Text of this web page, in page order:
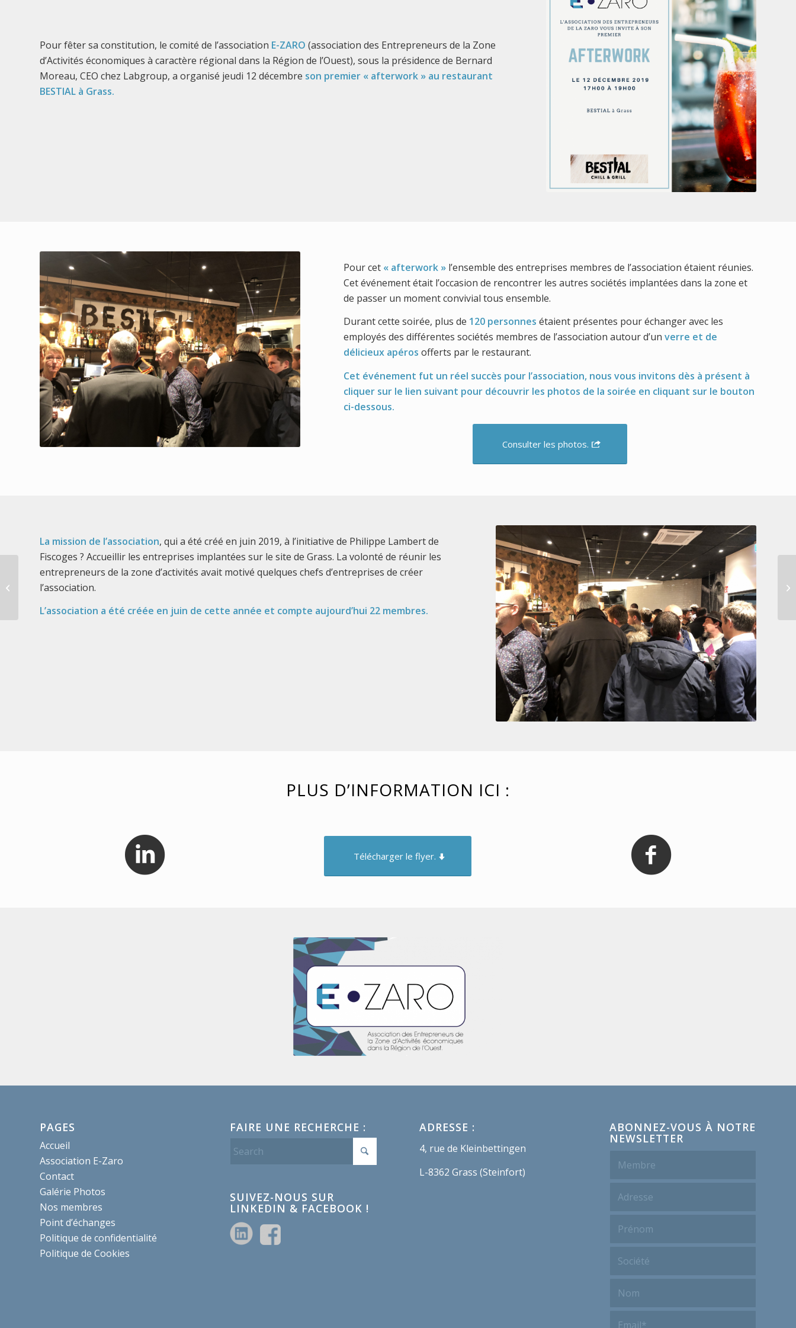
Pour fêter sa constitution, le comité de l’association E-ZARO (association des Entrepreneurs de la Zone
d’Activités économiques à caractère régional dans la Région de l’Ouest), sous la présidence de Bernard
Moreau, CEO chez Labgroup, a organisé jeudi 12 décembre son premier « afterwork » au restaurant
BESTIAL à Grass.
Pour cet « afterwork » l’ensemble des entreprises membres de l’association étaient réunies.
Cet événement était l’occasion de rencontrer les autres sociétés implantées dans la zone et
de passer un moment convivial tous ensemble.
Durant cette soirée, plus de 120 personnes étaient présentes pour échanger avec les
employés des différentes sociétés membres de l’association autour d’unverre et de
délicieux apéros offerts par le restaurant.
Cet événement fut un réel succès pour l’association, nous vous invitons dès à présent à
cliquer sur le lien suivant pour découvrir les photos de la soirée en cliquant sur le bouton
ci-dessous.
Consulter les photos.
La mission de l’association, qui a été créé en juin 2019, à l’initiative de Philippe Lambert de
Fiscoges ? Accueillir les entreprises implantées sur le site de Grass. La volonté de réunir les
entrepreneurs de la zone d’activités avait motivé quelques chefs d’entreprises de créer
l’association.
L’association a été créée en juin de cette année et compte aujourd’hui 22 membres.
PLUS D’INFORMATION ICI :
Télécharger le flyer.
PAGES
Accueil
Association E-Zaro
Contact
Galérie Photos
Nos membres
Point d’échanges
Politique de confidentialité
Politique de Cookies
FAIRE UNE RECHERCHE :
SUIVEZ-NOUS SUR
LINKEDIN & FACEBOOK !
ADRESSE :
4, rue de Kleinbettingen
L-8362 Grass (Steinfort)
ABONNEZ-VOUS À NOTRE
NEWSLETTER
Annonce concernant le
transport public à